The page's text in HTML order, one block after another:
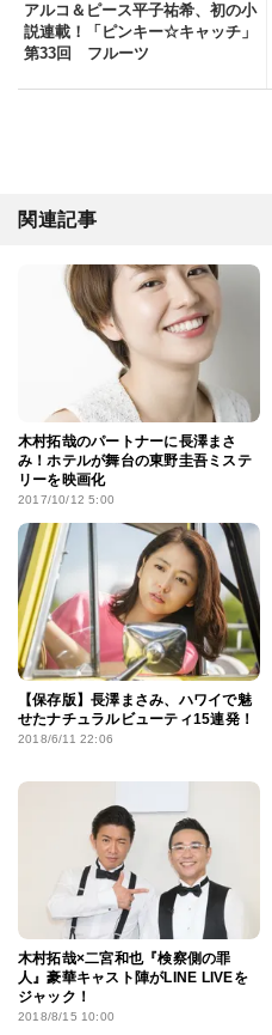
アルコ＆ピース平子祐希、初の小
説連載！「ピンキー☆キャッチ」
第33回 フルーツ
関連記事
木村拓哉のパートナーに長澤まさ
み！ホテルが舞台の東野圭吾ミステ
リーを映画化
2017/10/12 5:00
【保存版】長澤まさみ、ハワイで魅
せたナチュラルビューティ15連発！
2018/6/11 22:06
木村拓哉×二宮和也『検察側の罪
人』豪華キャスト陣がLINE LIVEを
ジャック！
2018/8/15 10:00